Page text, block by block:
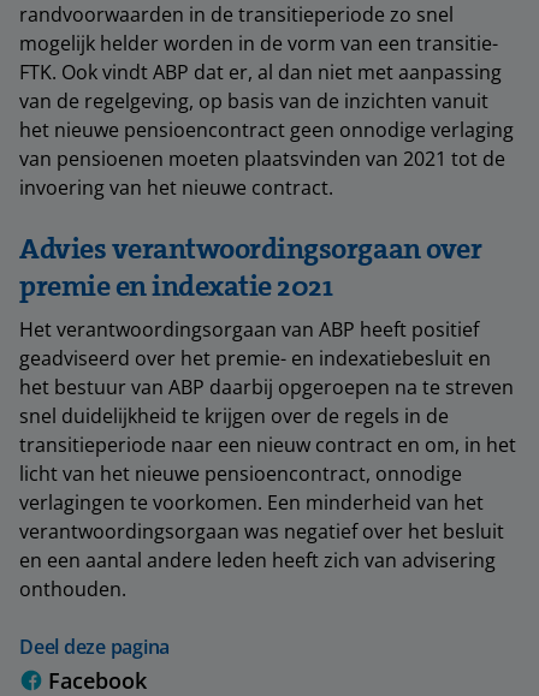
randvoorwaarden in de transitieperiode zo snel
mogelijk helder worden in de vorm van een transitie-
FTK. Ook vindt ABP dat er, al dan niet met aanpassing
van de regelgeving, op basis van de inzichten vanuit
het nieuwe pensioencontract geen onnodige verlaging
van pensioenen moeten plaatsvinden van 2021 tot de
invoering van het nieuwe contract.
Advies verantwoordingsorgaan over
premie en indexatie 2021
Het verantwoordingsorgaan van ABP heeft positief
geadviseerd over het premie- en indexatiebesluit en
het bestuur van ABP daarbij opgeroepen na te streven
snel duidelijkheid te krijgen over de regels in de
transitieperiode naar een nieuw contract en om, in het
licht van het nieuwe pensioencontract, onnodige
verlagingen te voorkomen. Een minderheid van het
verantwoordingsorgaan was negatief over het besluit
en een aantal andere leden heeft zich van advisering
onthouden.
Deel deze pagina
Facebook